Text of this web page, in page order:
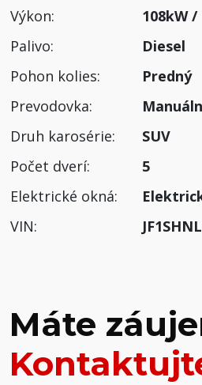
Výkon:
108kW /
Palivo:
Diesel
Pohon kolies:
Predný
Prevodovka:
Druh karosérie:
SUV
Počet dverí:
5
Elektrické okná:
VIN:
Máte